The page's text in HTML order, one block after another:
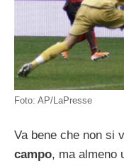
Foto: AP/LaPresse
Va bene che non si
campo, ma almeno